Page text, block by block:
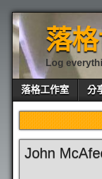
落
Log
落格工作室 分
John